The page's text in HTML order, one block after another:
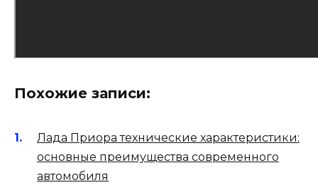
Похожие записи:
Лада Приора технические характеристики:
основные преимущества современного
автомобиля